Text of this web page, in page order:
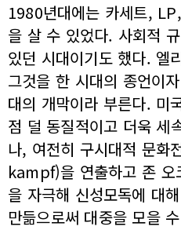
1980년대에는 카세트,
을 살 수 있었다. 사회적
있던 시대이기도 했다. 엘
그것을 한 시대의 종언이
대의 개막이라 부른다. 미
점 덜 동질적이고 더욱 세
나, 여전히 구시대적 문
kampf)을 연출하고 존 오
을 자극해 신성모독에 대
만듦으로써 대중을 모을